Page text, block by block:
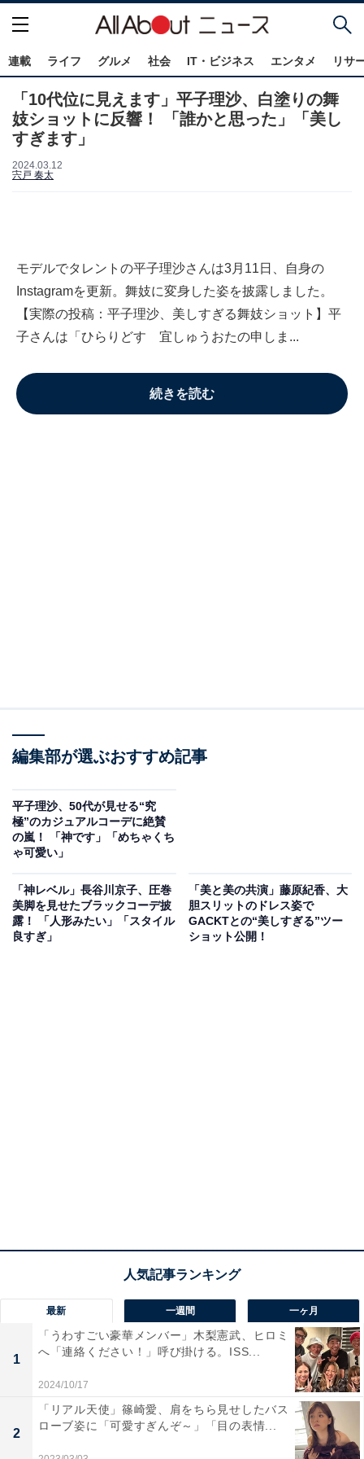
連載 ライフ グルメ 社会 IT・ビジネス エンタメ リサ
「10代位に見えます」平子理沙、白塗りの舞
妓ショットに反響！ 「誰かと思った」「美し
すぎます」
2024.03.12
宍戸 奏太
モデルでタレントの平子理沙さんは3月11日、自身の
Instagramを更新。舞妓に変身した姿を披露しました。
【実際の投稿：平子理沙、美しすぎる舞妓ショット】平
子さんは「ひらりどす 宜しゅうおたの申しま...
続きを読む
編集部が選ぶおすすめ記事
平子理沙、50代が見せる“究
極”のカジュアルコーデに絶賛
の嵐！ 「神です」「めちゃくち
ゃ可愛い」
「神レベル」長谷川京子、圧巻
美脚を見せたブラックコーデ披
露！ 「人形みたい」「スタイル
良すぎ」
「美と美の共演」藤原紀香、大
胆スリットのドレス姿で
GACKTとの“美しすぎる”ツー
ショット公開！
最新 一週間 一ヶ月
1
「うわすごい豪華メンバー」木梨憲武、ヒロミ
へ「連絡ください！」呼び掛ける。ISS...
2024/10/17
2
「リアル天使」篠崎愛、肩をちら見せしたバス
ローブ姿に「可愛すぎんぞ～」「目の表情...